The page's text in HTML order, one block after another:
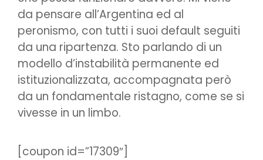
da pensare all’Argentina ed al
peronismo, con tutti i suoi default seguiti
da una ripartenza. Sto parlando di un
modello d’instabilità permanente ed
istituzionalizzata, accompagnata però
da un fondamentale ristagno, come se si
vivesse in un limbo.
[coupon id=”17309″]